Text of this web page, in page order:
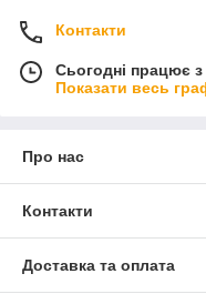
Контакти
Сьогодні працює
Показати весь
Про нас
Контакти
Доставка та оплата